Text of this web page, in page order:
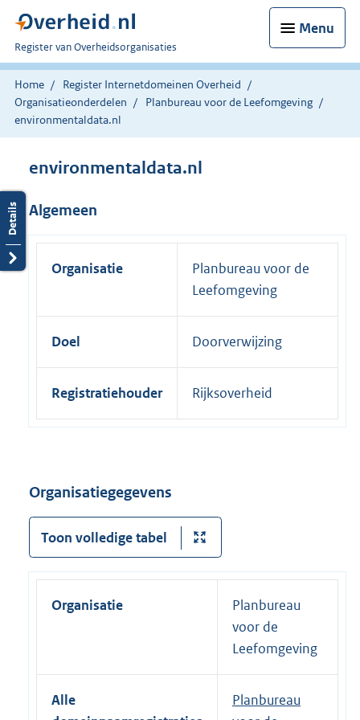
Menu
U
bent
nu
hier:
Register van Overheidsorganisaties
Home
Register Internetdomeinen Overheid
Organisatieonderdelen
Planbureau voor de Leefomgeving
environmentaldata.nl
environmentaldata.nl
Algemeen
Organisatie
Planbureau voor de
Leefomgeving
Doel Doorverwijzing
Registratiehouder Rijksoverheid
Organisatiegegevens
Toon volledige tabel
Organisatie
Planbureau
voor de
Leefomgeving
Alle
Planbureau